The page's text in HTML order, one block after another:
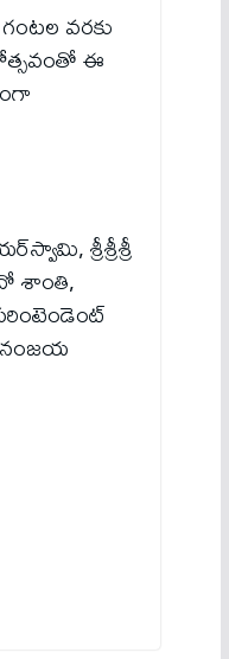
వరకు
ఈ
శ్రీశ్రీశ్రీ
శాంతి,